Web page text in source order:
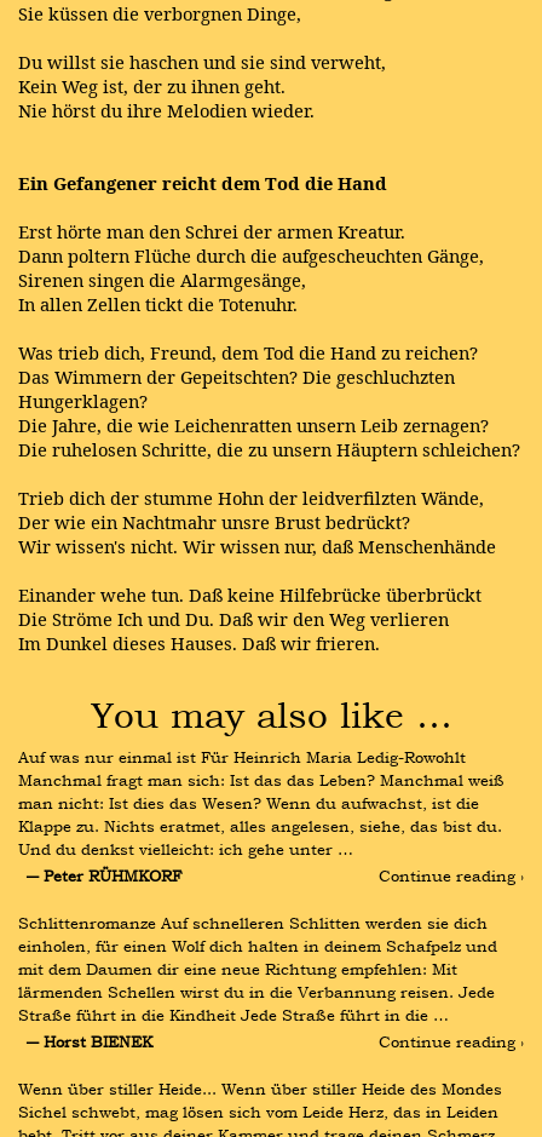
Sie küssen die verborgnen Dinge,
Du willst sie haschen und sie sind verweht,
Kein Weg ist, der zu ihnen geht.
Nie hörst du ihre Melodien wieder.
Ein Gefangener reicht dem Tod die Hand
Erst hörte man den Schrei der armen Kreatur.
Dann poltern Flüche durch die aufgescheuchten Gänge,
Sirenen singen die Alarmgesänge,
In allen Zellen tickt die Totenuhr.
Was trieb dich, Freund, dem Tod die Hand zu reichen?
Das Wimmern der Gepeitschten? Die geschluchzten
Hungerklagen?
Die Jahre, die wie Leichenratten unsern Leib zernagen?
Die ruhelosen Schritte, die zu unsern Häuptern schleichen?
Trieb dich der stumme Hohn der leidverfilzten Wände,
Der wie ein Nachtmahr unsre Brust bedrückt?
Wir wissen's nicht. Wir wissen nur, daß Menschenhände
Einander wehe tun. Daß keine Hilfebrücke überbrückt
Die Ströme Ich und Du. Daß wir den Weg verlieren
Im Dunkel dieses Hauses. Daß wir frieren.
You may also like …
Auf was nur einmal ist Für Heinrich Maria Ledig-Rowohlt
Manchmal fragt man sich: Ist das das Leben? Manchmal weiß
man nicht: Ist dies das Wesen? Wenn du aufwachst, ist die
Klappe zu. Nichts eratmet, alles angelesen, siehe, das bist du.
Und du denkst vielleicht: ich gehe unter …
― Peter RÜHMKORF
Continue reading ›
Schlittenromanze Auf schnelleren Schlitten werden sie dich
einholen, für einen Wolf dich halten in deinem Schafpelz und
mit dem Daumen dir eine neue Richtung empfehlen: Mit
lärmenden Schellen wirst du in die Verbannung reisen. Jede
Straße führt in die Kindheit Jede Straße führt in die …
― Horst BIENEK
Continue reading ›
Wenn über stiller Heide... Wenn über stiller Heide des Mondes
Sichel schwebt, mag lösen sich vom Leide Herz, das in Leiden